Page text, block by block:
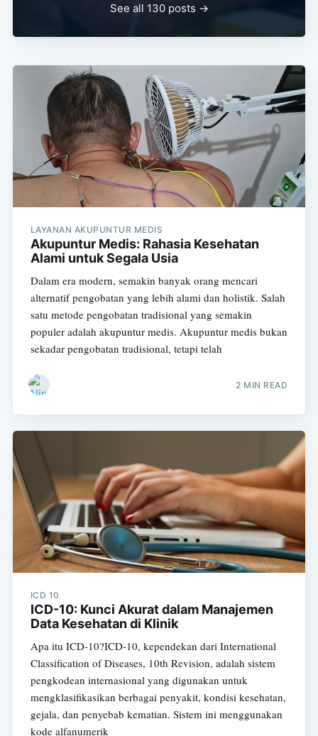
See all 130 posts →
LAYANAN AKUPUNTUR MEDIS
Akupuntur Medis: Rahasia Kesehatan
Alami untuk Segala Usia
Dalam era modern, semakin banyak orang mencari
alternatif pengobatan yang lebih alami dan holistik. Salah
satu metode pengobatan tradisional yang semakin
populer adalah akupuntur medis. Akupuntur medis bukan
sekadar pengobatan tradisional, tetapi telah
2 MIN READ
ICD 10
ICD-10: Kunci Akurat dalam Manajemen
Data Kesehatan di Klinik
Apa itu ICD-10?ICD-10, kependekan dari International
Classification of Diseases, 10th Revision, adalah sistem
pengkodean internasional yang digunakan untuk
mengklasifikasikan berbagai penyakit, kondisi kesehatan,
gejala, dan penyebab kematian. Sistem ini menggunakan
kode alfanumerik